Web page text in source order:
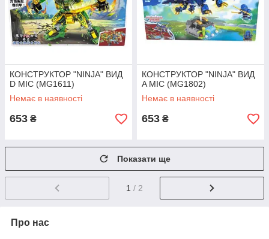
КОНСТРУКТОР "NINJA" ВИД
D МІС (MG1611)
Немає в наявності
653 ₴
КОНСТРУКТОР "NINJA" ВИД
A МІС (МG1802)
Немає в наявності
653 ₴
Показати ще
1 / 2
Про нас